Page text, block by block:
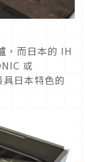
，而日本的 IH
或
日本特色的